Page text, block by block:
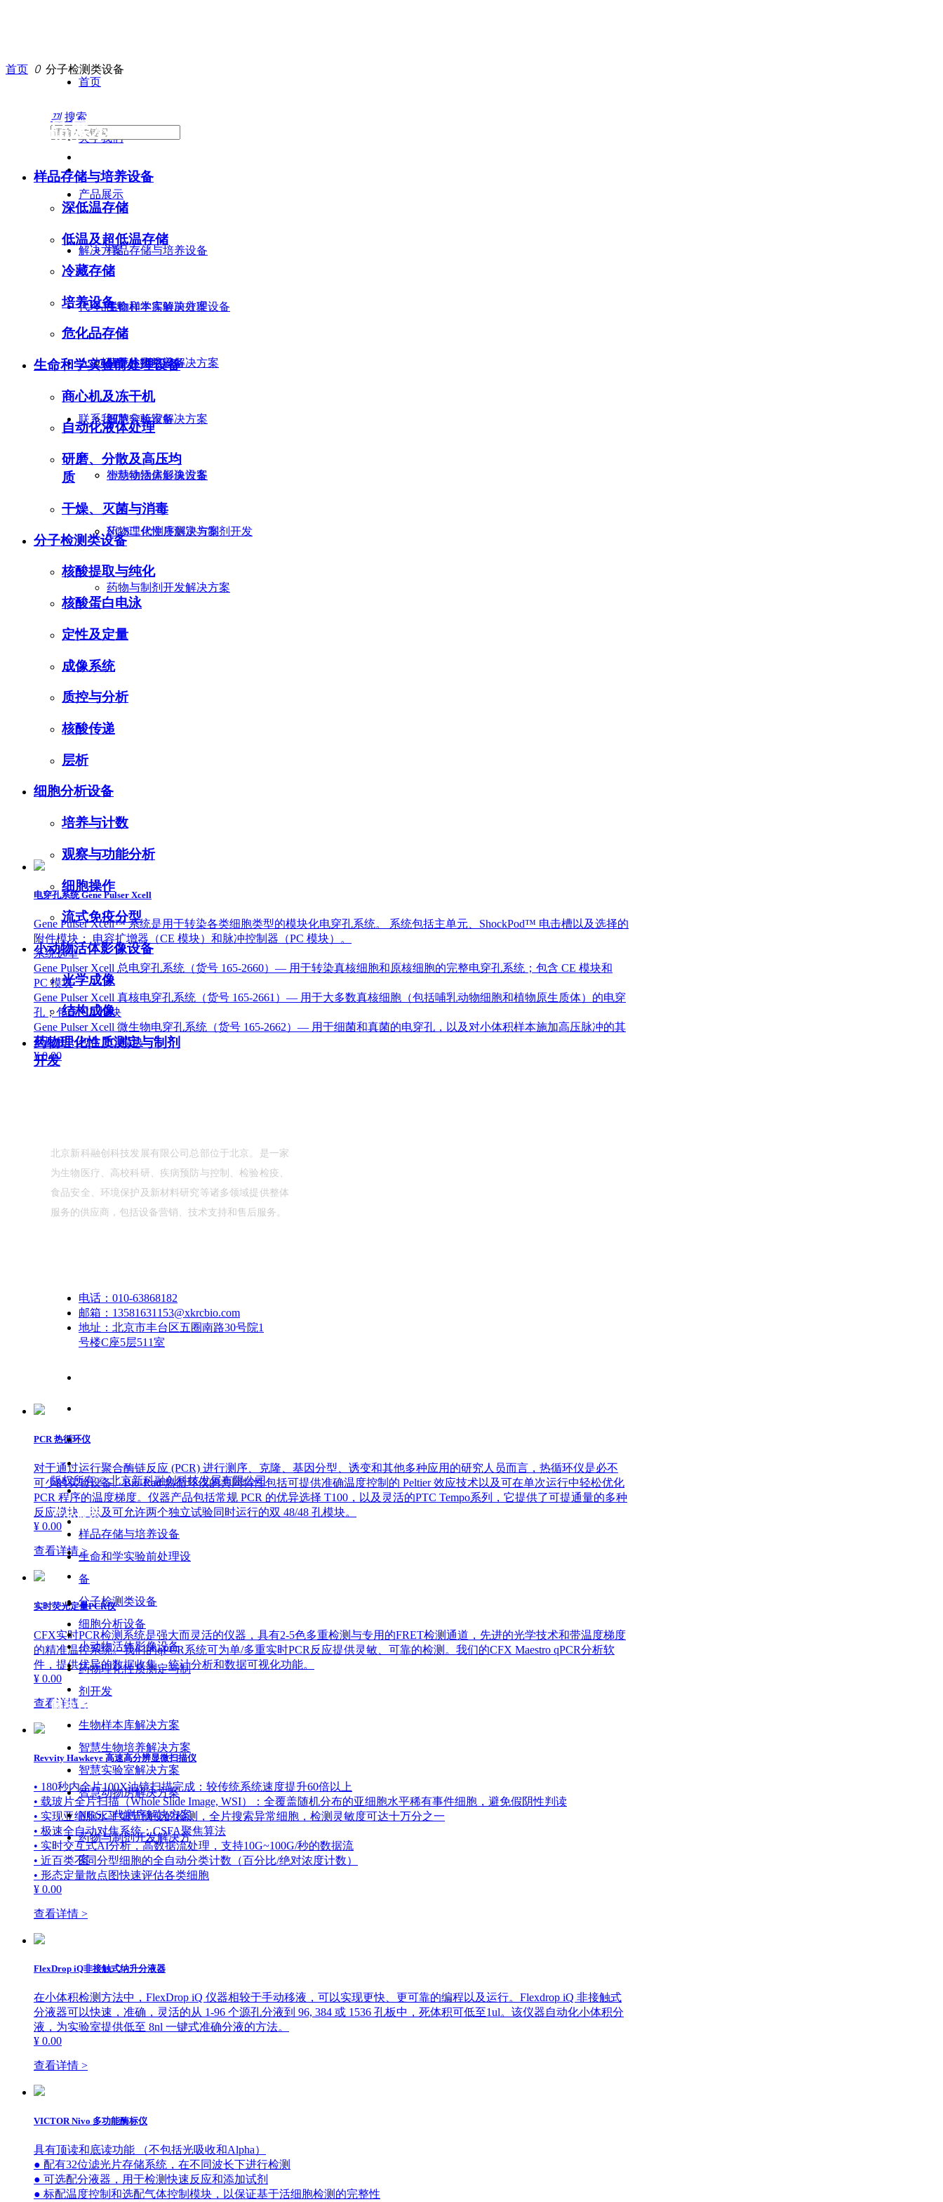
首页
关于我们
产品展示
样品存储与培养设备
生命和学实验前处理设备
分子检测类设备
细胞分析设备
小动物活体影像设备
药物理化性质测定与制剂开发
解决方案
生物样本库解决方案
智慧生物培养解决方案
智慧实验室解决方案
智慧动物房解决方案
NGS二代测序解决方案
药物与制剂开发解决方案
代理品牌
人才招聘
联系我们
끠 搜索
首页 ꄲ 分子检测类设备
产品展示
样品存储与培养设备
深低温存储
低温及超低温存储
冷藏存储
培养设备
危化品存储
生命和学实验前处理设备
商心机及冻干机
自动化液体处理
研磨、分散及高压均
质
干燥、灭菌与消毒
分子检测类设备
核酸提取与纯化
核酸蛋白电泳
定性及定量
成像系统
质控与分析
核酸传递
层析
细胞分析设备
培养与计数
观察与功能分析
细胞操作
流式免疫分型
小动物活体影像设备
光学成像
结构成像
药物理化性质测定与制剂
开发
电穿孔系统 Gene Pulser Xcell
Gene Pulser Xcell™ 系统是用于转染各类细胞类型的模块化电穿孔系统。 系统包括主单元、ShockPod™ 电击槽以及选择的
附件模块： 电容扩增器（CE 模块）和脉冲控制器（PC 模块）。
系统选型
Gene Pulser Xcell 总电穿孔系统（货号 165-2660）— 用于转染真核细胞和原核细胞的完整电穿孔系统；包含 CE 模块和
PC 模块
Gene Pulser Xcell 真核电穿孔系统（货号 165-2661）— 用于大多数真核细胞（包括哺乳动物细胞和植物原生质体）的电穿
孔；包含 CE 模块
Gene Pulser Xcell 微生物电穿孔系统（货号 165-2662）— 用于细菌和真菌的电穿孔，以及对小体积样本施加高压脉冲的其
他应用；包含 PC 模块
¥ 0.00
用标准曲线，直接对 NGS 库执行定量分析。兼容基于 EvaGreen 核酸染料和探针的 ddPCR 应用。可广泛应用于癌症生物
标志研究和拷贝数变异分析、病原体检测、新一代测序、基因表达分析、环境监测、食品检测。
¥ 0.00
BioRad微滴式数字 PCR 系统可减少扩增效率和 PCR 抑制剂的影响，提供对靶标 DNA 或 RNA 分子的准确定量，无需使
用标准曲线，直接对 NGS 库执行定量分析。兼容基于 EvaGreen 核酸染料和探针的 ddPCR 应用。可广泛应用于癌症生物
标志研究和拷贝数变异分析、病原体检测、新一代测序、基因表达分析、环境监测、食品检测。
PCR 热循环仪
对于通过运行聚合酶链反应 (PCR) 进行测序、克隆、基因分型、诱变和其他多种应用的研究人员而言，热循环仪是必不
可少的实验设备。Bio-Rad 热循环仪的共同特性包括可提供准确温度控制的 Peltier 效应技术以及可在单次运行中轻松优化
PCR 程序的温度梯度。仪器产品包括常规 PCR 的优异选择 T100，以及灵活的PTC Tempo系列，它提供了可提通量的多种
反应模块，以及可允许两个独立试验同时运行的双 48/48 孔模块。
¥ 0.00
查看详情 >
实时荧光定量PCR仪
CFX实时PCR检测系统是强大而灵活的仪器，具有2-5色多重检测与专用的FRET检测通道，先进的光学技术和带温度梯度
的精准温控系统。我们的qPCR系统可为单/多重实时PCR反应提供灵敏、可靠的检测。我们的CFX Maestro qPCR分析软
件，提供优异的数据收集、统计分析和数据可视化功能。
¥ 0.00
查看详情 >
Revvity Hawkeye 高速高分辨显微扫描仪
• 180秒内全片100X油镜扫描完成：较传统系统速度提升60倍以上
• 载玻片全片扫描（Whole Slide Image, WSI）：全覆盖随机分布的亚细胞水平稀有事件细胞，避免假阴性判读
• 实现亚细胞水平细节病变的检测，全片搜索异常细胞，检测灵敏度可达十万分之一
• 极速全自动对焦系统：CSFA聚焦算法
• 实时交互式AI分析，高数据流处理，支持10G~100G/秒的数据流
• 近百类不同分型细胞的全自动分类计数（百分比/绝对浓度计数）
• 形态定量散点图快速评估各类细胞
¥ 0.00
查看详情 >
FlexDrop iQ非接触式纳升分液器
在小体积检测方法中，FlexDrop iQ 仪器相较于手动移液，可以实现更快、更可靠的编程以及运行。Flexdrop iQ 非接触式
分液器可以快速，准确，灵活的从 1-96 个源孔分液到 96, 384 或 1536 孔板中，死体积可低至1ul。该仪器自动化小体积分
液，为实验室提供低至 8nl 一键式准确分液的方法。
¥ 0.00
查看详情 >
VICTOR Nivo 多功能酶标仪
具有顶读和底读功能 （不包括光吸收和Alpha）
● 配有32位滤光片存储系统，在不同波长下进行检测
● 可选配分液器，用于检测快速反应和添加试剂
● 标配温度控制和选配气体控制模块，以保证基于活细胞检测的完整性
北京新科融创科技发展有限公司总部位于北京。是一家
为生物医疗、高校科研、疾病预防与控制、检验检疫、
食品安全、环境保护及新材料研究等诸多领域提供整体
服务的供应商，包括设备营销、技术支持和售后服务。
电话： 010-63868182
邮箱： 13581631153@xkrcbio.com
地址： 北京市丰台区五圈南路30号院1
号楼C座5层511室
版权所有 © 北京新科融创科技发展有限公司
产品展示
样品存储与培养设备
生命和学实验前处理设
备
分子检测类设备
细胞分析设备
小动物活体影像设备
药物理化性质测定与制
剂开发
解决方案
生物样本库解决方案
智慧生物培养解决方案
智慧实验室解决方案
智慧动物房解决方案
NGS二代测序解决方案
药物与制剂开发解决方
案